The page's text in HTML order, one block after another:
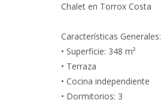
Chalet en Torrox Costa
Características Generales:
• Superficie: 348 m²
• Terraza
• Cocina independiente
• Dormitorios: 3